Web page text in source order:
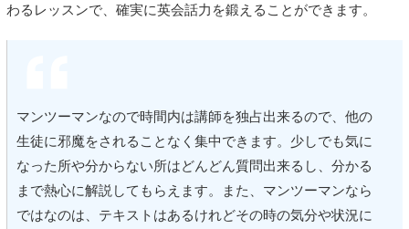
わるレッスンで、確実に英会話力を鍛えることができます。
マンツーマンなので時間内は講師を独占出来るので、他の
生徒に邪魔をされることなく集中できます。少しでも気に
なった所や分からない所はどんどん質問出来るし、分かる
まで熱心に解説してもらえます。また、マンツーマンなら
ではなのは、テキストはあるけれどその時の気分や状況に